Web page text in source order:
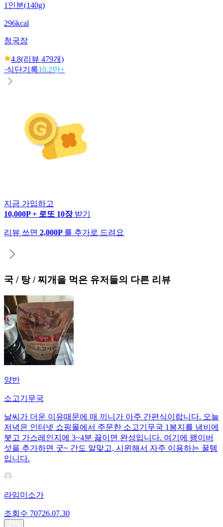
1인분(140g)
296kcal
청국장
4.8(리뷰 479개)
·식단기록10.2만+
지금 가입하고
10,000P + 로또 10장 받기
리뷰 쓰면 2,000P 를 추가로 드려요
국 / 탕 / 찌개 을 먹은 유저들의 다른 리뷰
양반
소고기무국
날씨가 더운 이유때문에 매 끼니가 아주 간편식이랍니다. 오늘
저녁은 인터넷 쇼핑몰에서 주문한 소고기무국 1봉지를 냄비에
붓고 가스레인지에 3~4분 끓이면 완성입니다. 여기에 팽이버
섯을 추가하면 굿~ 간도 알맞고, 시윈해서 자주 이용하는 꿀템
입니다.
라임미소가
조회수 70726.07.30